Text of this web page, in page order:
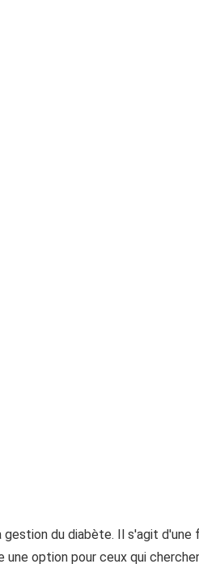
du diabète. Il s'agit d'une
option pour ceux qui